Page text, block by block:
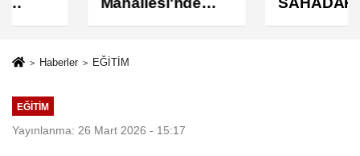
Asfalt Çalışması
ÇALIŞMALARI
Haberler EĞİTİM
EĞİTİM
Yayınlanma: 26 Mart 2026 - 15:17